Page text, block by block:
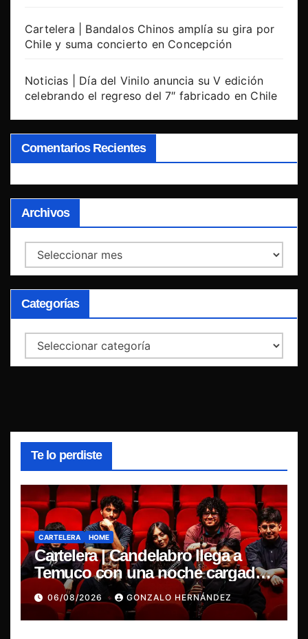
Cartelera | Bandalos Chinos amplía su gira por
Chile y suma concierto en Concepción
Noticias | Día del Vinilo anuncia su V edición
celebrando el regreso del 7″ fabricado en Chile
Comentarios Recientes
Archivos
Archivos
Categorías
Categorías
Te lo perdiste
CARTELERA HOME
Cartelera | Candelabro llega a
Temuco con una noche cargada
de indie
06/08/2026 GONZALO HERNÁNDEZ